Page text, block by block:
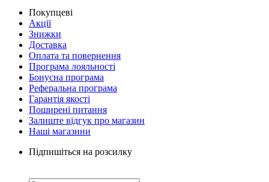
Покупцеві
Акції
Знижки
Доставка
Оплата та повернення
Програма лояльності
Бонусна програма
Реферальна програма
Гарантія якості
Поширені питання
Залиште відгук про магазин
Наші магазини
Підпишіться на розсилку